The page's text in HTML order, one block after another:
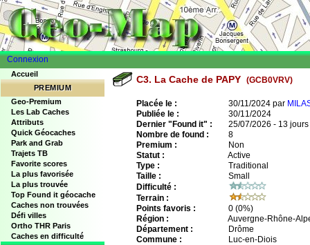
Connexion
Accueil
PREMIUM
Geo-Premium
Les Lab Caches
Attributs
Quick Géocaches
Park and Grab
Trajets TB
Favorite scores
La plus favorisée
La plus trouvée
Top Found it géocache
Caches non trouvées
Défi villes
Ortho THR Paris
Caches en difficulté
C3. La Cache de PAPY (GCB0VRV)
Placée le : 30/11/2024 par
Publiée le :
30/11/2024
Dernier "Found it" :
25/07/2026 - 13 jours
Nombre de found :
8
Premium :
Non
Statut :
Active
Type :
Traditional
Taille :
Small
Difficulté :
Terrain :
Points favoris :
0 (0%)
Région :
Auvergne-Rhône-
Département :
Drôme
Commune :
Luc-en-Diois